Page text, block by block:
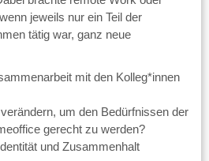
jeweils nur ein Teil der
tätig war, ganz neue
mit den Kolleg*innen
um den Bedürfnissen der
gerecht zu werden?
und Zusammenhalt